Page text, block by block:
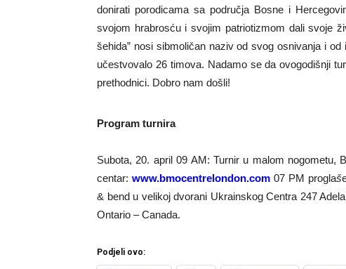
donirati porodicama sa područja Bosne i
svojom hrabrosću i svojim patriotizmom dali svoje
šehida” nosi sibmoličan naziv od svog osnivanja i
učestvovalo 26 timova. Nadamo se da ovogodišnji
prethodnici. Dobro nam došli!
Program turnira
Subota, 20. april 09 AM: Turnir u malom
centar: www.bmocentrelondon.com 07 PM proglaš
& bend u velikoj dvorani Ukrainskog Centra 247
Ontario – Canada.
Podjeli ovo: